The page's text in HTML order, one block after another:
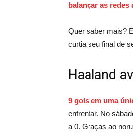
balançar as redes
Quer saber mais?
curtia seu final de
Haaland
9 gols em uma
enfrentar. No
a 0. Graças ao